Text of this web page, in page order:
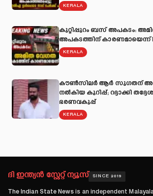
KERALA
കുറ്റിപ്പുറം ബസ് അപകടം:
അപകടത്തിന് കാരണമായെന്ന്
KERALA
കൗൺസിലർ ആർ സുഗതന്
നല്‍കിയ കുറിപ്പ്; റദ്ദാക്കി
ഭരണവകുപ്പ്
KERALA
ദി ഇന്ത്യൻ സ്റ്റേറ്റ് ന്യൂസ് SINCE 2019
The Indian State News is an independent